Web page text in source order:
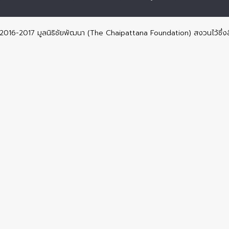
2017 มูลนิธิชัยพัฒนา (The Chaipattana Foundation) สงวนไว้ซึ่